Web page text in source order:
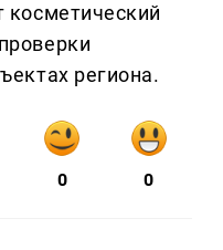
косметический
региона.
0 0